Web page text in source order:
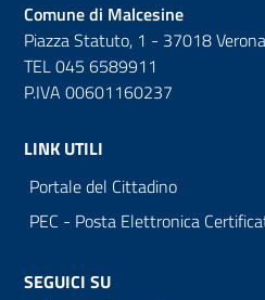
Comune di Malcesine
Piazza Statuto, 1 - 37018 Verona
TEL 045 6589911
P.IVA 00601160237
LINK UTILI
Portale del Cittadino
PEC - Posta Elettronica
SEGUICI SU